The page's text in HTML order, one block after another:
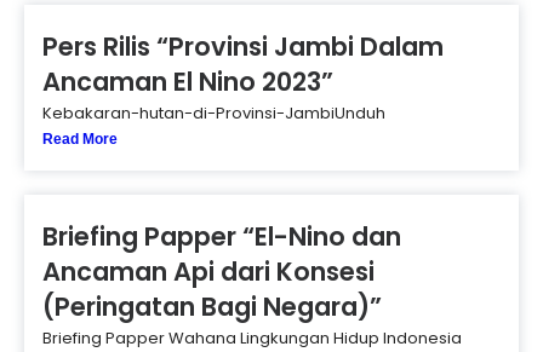
Pers Rilis “Provinsi Jambi Dalam
Ancaman El Nino 2023”
Kebakaran-hutan-di-Provinsi-JambiUnduh
Read More
Briefing Papper “El-Nino dan
Ancaman Api dari Konsesi
(Peringatan Bagi Negara)”
Briefing Papper Wahana Lingkungan Hidup Indonesia